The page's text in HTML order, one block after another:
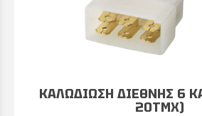
ΚΑΛΩΔΙΩΣΗ ΔΙΕΘΝΗΣ 6
20ΤΜΧ)